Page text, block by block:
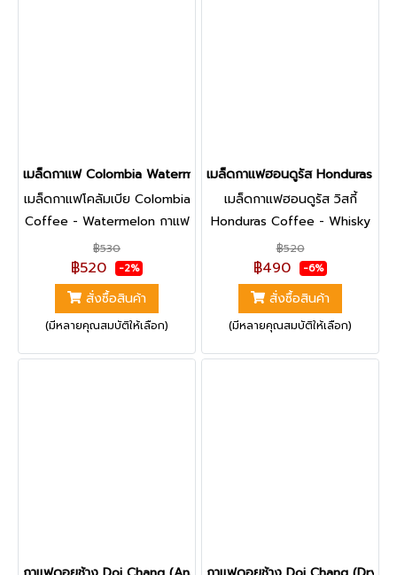
เมล็ดกาแฟ Colombia Watermelon - 200 g.
เมล็ดกาแฟโคลัมเบีย Colombia
Coffee - Watermelon กาแฟ
คั่วอ่อน จากประเทศโคลัมเบีย |
เป็นกาแฟ Arabic สายพันธุ์
Purple Caturra ที่ผ่าน
กระบวนการหมัก Double
Anaerobic Process +
Washed Process ทำให้ได้
฿530
฿520 -2%
สั่งซื้อสินค้า
(มีหลายคุณสมบัติให้เลือก)
เมล็ดกาแฟฮอนดูรัส Honduras
เมล็ดกาแฟฮอนดูรัส วิสกี้
Honduras Coffee - Whisky
กาแฟคั่วอ่อน จากประเทศ
ฮอนดูรัส | เป็นกาแฟ Arabic
สายพันธุ์ Catuai , Caturra ที่
ผ่านกระบวนการหมัก แบบ
Whisky-Aged Washed
Process คล้ายกับการหมักเหล้า
฿520
฿490 -6%
สั่งซื้อสินค้า
(มีหลายคุณสมบัติให้เลือก)